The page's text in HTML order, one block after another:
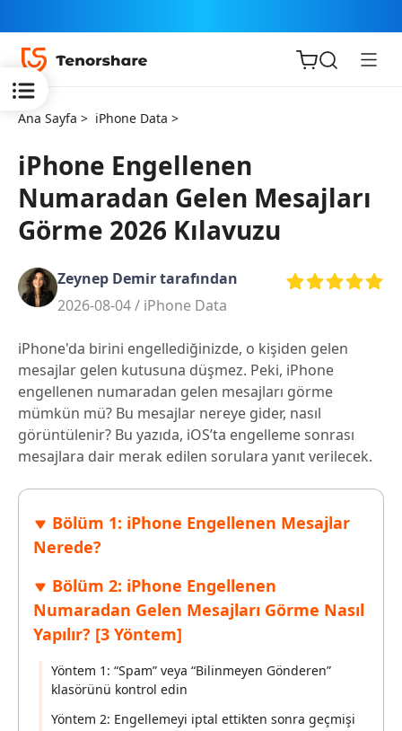
iOS için
ReiBoot
Tenorshare
PDNob
iAnyGo
Ana Sayfa > iPhone Data >
iPhone Engellenen
Numaradan Gelen Mesajları
Görme 2026 Kılavuzu
Zeynep Demir tarafından
2026-08-04 / iPhone Data
iPhone'da birini engellediğinizde, o kişiden gelen
mesajlar gelen kutusuna düşmez. Peki, iPhone
engellenen numaradan gelen mesajları görme
mümkün mü? Bu mesajlar nereye gider, nasıl
görüntülenir? Bu yazıda, iOS’ta engelleme sonrası
mesajlara dair merak edilen sorulara yanıt verilecek.
Bölüm 1: iPhone Engellenen Mesajlar
Nerede?
Bölüm 2: iPhone Engellenen
Numaradan Gelen Mesajları Görme Nasıl
Yapılır? [3 Yöntem]
Yöntem 1: “Spam” veya “Bilinmeyen Gönderen”
klasörünü kontrol edin
Yöntem 2: Engellemeyi iptal ettikten sonra geçmişi